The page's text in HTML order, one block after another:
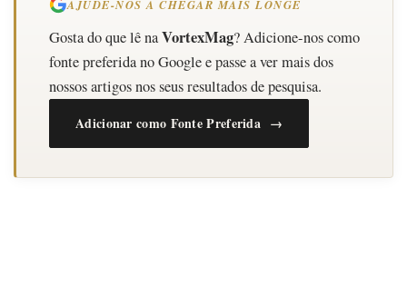
AJUDE-NOS A CHEGAR MAIS LONGE
Gosta do que lê naVortexMag? Adicione-nos como
fonte preferida no Google e passe a ver mais dos
nossos artigos nos seus resultados de pesquisa.
Adicionar como Fonte Preferida →